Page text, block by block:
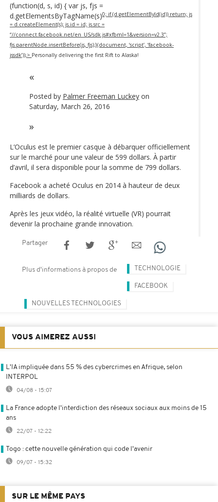
(function(d, s, id) { var js, fjs =
d.getElementsByTagName(s)0; if (d.getElementById(id)) return; js
= d.createElement(s); js.id = id; js.src =
“//connect.facebook.net/en_US/sdk.js#xfbml=1&version=v2.3”;
fjs.parentNode.insertBefore(js, fjs);}(document, ‘script’, ‘facebook-
jssdk’));> Personally delivering the first Rift to Alaska!
Posted by Palmer Freeman Luckey on
Saturday, March 26, 2016
L’Oculus est le premier casque à débarquer officiellement
sur le marché pour une valeur de 599 dollars. À partir
d’avril, il sera disponible pour la somme de 799 dollars.
Facebook a acheté Oculus en 2014 à hauteur de deux
milliards de dollars.
Après les jeux vidéo, la réalité virtuelle (VR) pourrait
devenir la prochaine grande innovation.
Partager
Plus d'informations à propos de TECHNOLOGIE
FACEBOOK
NOUVELLES TECHNOLOGIES
VOUS AIMEREZ AUSSI
L'IA impliquée dans 55 % des cybercrimes en Afrique, selon
INTERPOL
04/08 - 15:07
La France adopte l'interdiction des réseaux sociaux aux moins de 15
ans
22/07 - 12:22
Togo : cette nouvelle génération qui code l'avenir
09/07 - 15:32
SUR LE MÊME PAYS